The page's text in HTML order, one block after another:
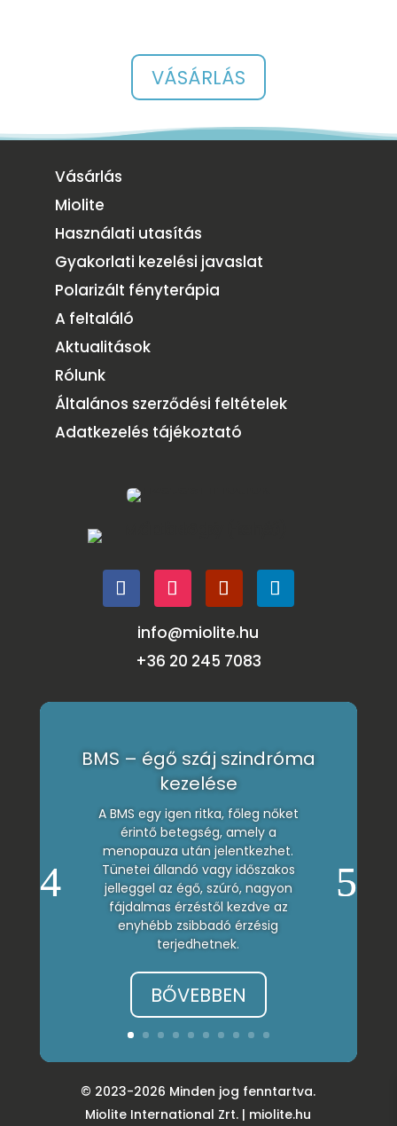
VÁSÁRLÁS
Vásárlás
Miolite
Használati utasítás
Gyakorlati kezelési javaslat
Polarizált fényterápia
A feltaláló
Aktualitások
Rólunk
Általános szerződési feltételek
Adatkezelés tájékoztató
info@miolite.hu
+36 20 245 7083
BMS – égő száj szindróma
kezelése
A BMS egy igen ritka, főleg nőket
érintő betegség, amely a
menopauza után jelentkezhet.
Tünetei állandó vagy időszakos
jelleggel az égő, szúró, nagyon
fájdalmas érzéstől kezdve az
enyhébb zsibbadó érzésig
terjedhetnek.
BŐVEBBEN
© 2023-2026 Minden jog fenntartva.
Miolite International Zrt. | miolite.hu